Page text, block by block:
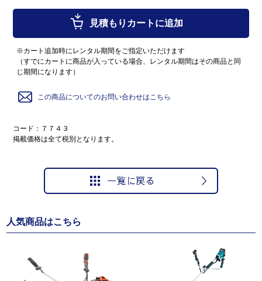
見積もりカートに追加
※カート追加時にレンタル期間をご指定いただけます
（すでにカートに商品が入っている場合、レンタル期間はその商品と同
じ期間になります）
この商品についてのお問い合わせはこちら
コード：７７４３
掲載価格は全て税別となります。
人気商品はこちら